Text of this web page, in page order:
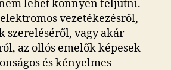
lehet könnyen feljutni.
vezetékezésről,
szereléséről, vagy akár
az ollós emelők képesek
és kényelmes